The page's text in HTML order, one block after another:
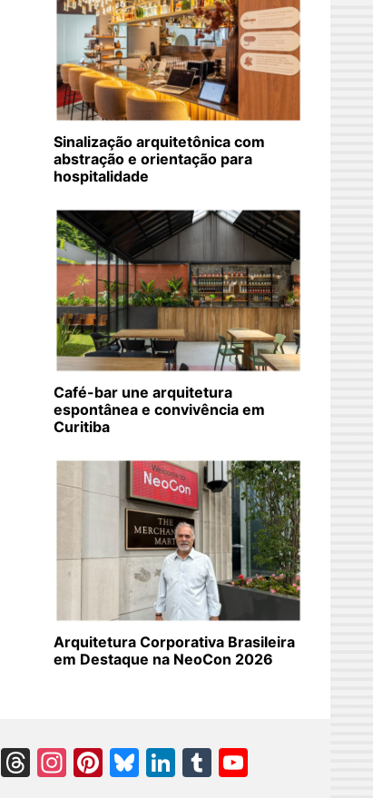
Sinalização arquitetônica com
abstração e orientação para
hospitalidade
Café-bar une arquitetura
espontânea e convivência em
Curitiba
Arquitetura Corporativa Brasileira
em Destaque na NeoCon 2026
Facebook
Threads
Instagram
Pinterest
Bluesky
LinkedIn
Tumblr